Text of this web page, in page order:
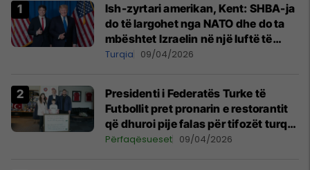
Ish-zyrtari amerikan, Kent: SHBA-ja
do të largohet nga NATO dhe do ta
mbështet Izraelin në një luftë të
mundshme me Turqinë në Siri
Turqia 09/04/2026
Presidenti i Federatës Turke të
Futbollit pret pronarin e restorantit
që dhuroi pije falas për tifozët turq
në Prishtinë
Përfaqësueset 09/04/2026